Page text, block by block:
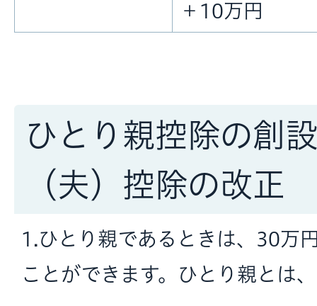
＋10万円
ひとり親控除の創
（夫）控除の改正
1.ひとり親であるときは、30万
ことができます。ひとり親とは